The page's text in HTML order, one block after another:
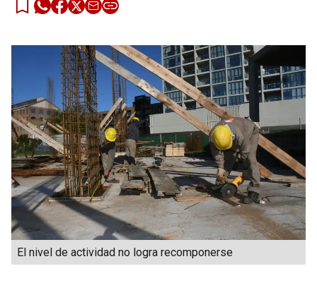
El nivel de actividad no logra recomponerse